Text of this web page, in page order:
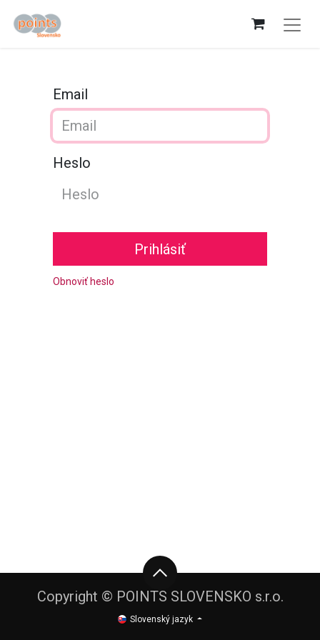
Email
Heslo
Prihlásiť
Obnoviť heslo
Copyright © POINTS SLOVENSKO s.r.o.
Slovenský jazyk